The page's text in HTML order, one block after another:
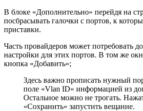
В блоке «Дополнительно» перейдя на
посбрасывать галочки с портов, к
приставки.
Часть провайдеров может потребовать
настройки для этих портов. В том же
кнопка «Добавить»;
Здесь важно прописать нужный
поле «Vlan ID» информацией из
Остальное можно не трогать.
«Сохранить» запустить вещание.